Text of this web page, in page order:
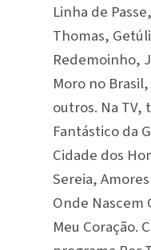
Linha de
Thomas,
Redemoinho,
Moro no
outros. Na
Fantástico da
Cidade dos
Sereia,
Onde Nascem
Meu Coração.